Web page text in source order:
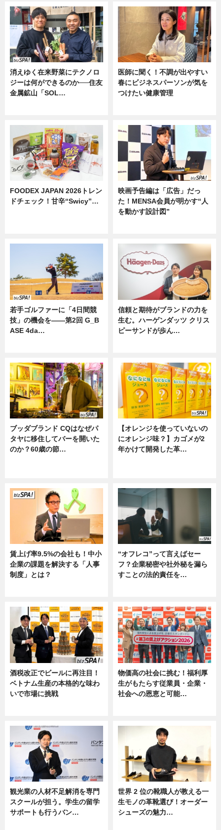
消えゆく在来野菜にテクノロ
ジーは何ができるのか──住友
金属鉱山「SOL…
医師に聞く！不調が出やすい
春にビジネスパーソンが気を
つけたい健康管理
FOODEX JAPAN 2026トレン
ドチェック！甘辛“Swicy”…
映画予告編は「広告」だっ
た！MENSA会員が明かす“人
を動かす設計図”
若手ゴルファーに「4日間競
技」の機会を——第2回 G_B
ASE 4da…
信頼と期待がブランドの力を
生む。ハーゲンダッツ クリス
ピーサンドが歩ん…
ブッダブランド CQはなぜパ
タヤに移住してバーを開いた
のか？60歳の節…
【オレンジを使っていないの
にオレンジ味？】カゴメが2
年かけて開発した革…
賃上げ率9.5%の会社も！中小
企業の課題を解決する「人事
制度」とは？
“オフレコ”って言えばセー
フ？企業秘密や社外秘を漏ら
すことの法的責任を…
酒税改正でビールに再注目！
ベトナム生産の本格的な味わ
いで市場に挑戦
物価高の社会に挑む！福利厚
生がもたらす従業員・企業・
社会への恩恵と可能…
観光業の人材不足解消を専門
スクールが担う。学生の留学
サポートも行うバン…
世界 2 位の靴職人が教える一
生モノの革靴選び！オーダー
シューズの魅力…